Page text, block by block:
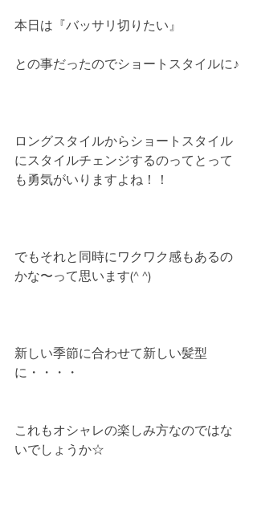
本日は『バッサリ切りたい』
との事だったのでショートスタイルに♪
ロングスタイルからショートスタイル
にスタイルチェンジするのってとって
も勇気がいりますよね！！
でもそれと同時にワクワク感もあるの
かな〜って思います(^ ^)
新しい季節に合わせて新しい髪型
に・・・・
これもオシャレの楽しみ方なのではな
いでしょうか☆